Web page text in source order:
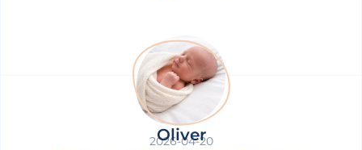
Oliver
2026-04-20